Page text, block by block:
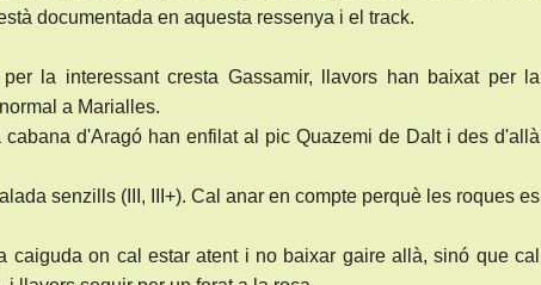
documentada en aquesta ressenya i el track.
la interessant cresta Gassamir, llavors han baixat per la
a Marialles.
d'Aragó han enfilat al pic Quazemi de Dalt i des d'allà
senzills (III, III+). Cal anar en compte perquè les roques es
caiguda on cal estar atent i no baixar gaire allà, sinó que cal